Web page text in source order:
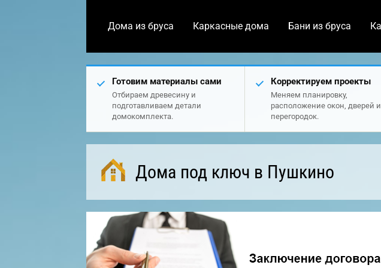
Дома из бруса Каркасные дома Бани из бруса
Готовим материалы сами
Отбираем древесину и
подготавливаем детали
домокомплекта.
Корректируем проекты
Меняем планировку,
расположение окон, дверей и
перегородок.
Дома под ключ в Пушкино